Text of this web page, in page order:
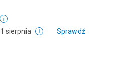
sierpnia Sprawdź